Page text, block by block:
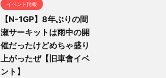
イベント情報
【N-1GP】8年ぶりの間
瀬サーキットは雨中の開
催だったけどめちゃ盛り
上がったぜ【旧車會イベ
ント】